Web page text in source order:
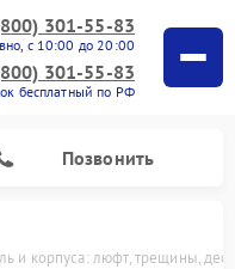
301-55-83
с 10:00 до 20:00
301-55-83
бесплатный по РФ
Позвонить
и корпуса: люфт, трещины,